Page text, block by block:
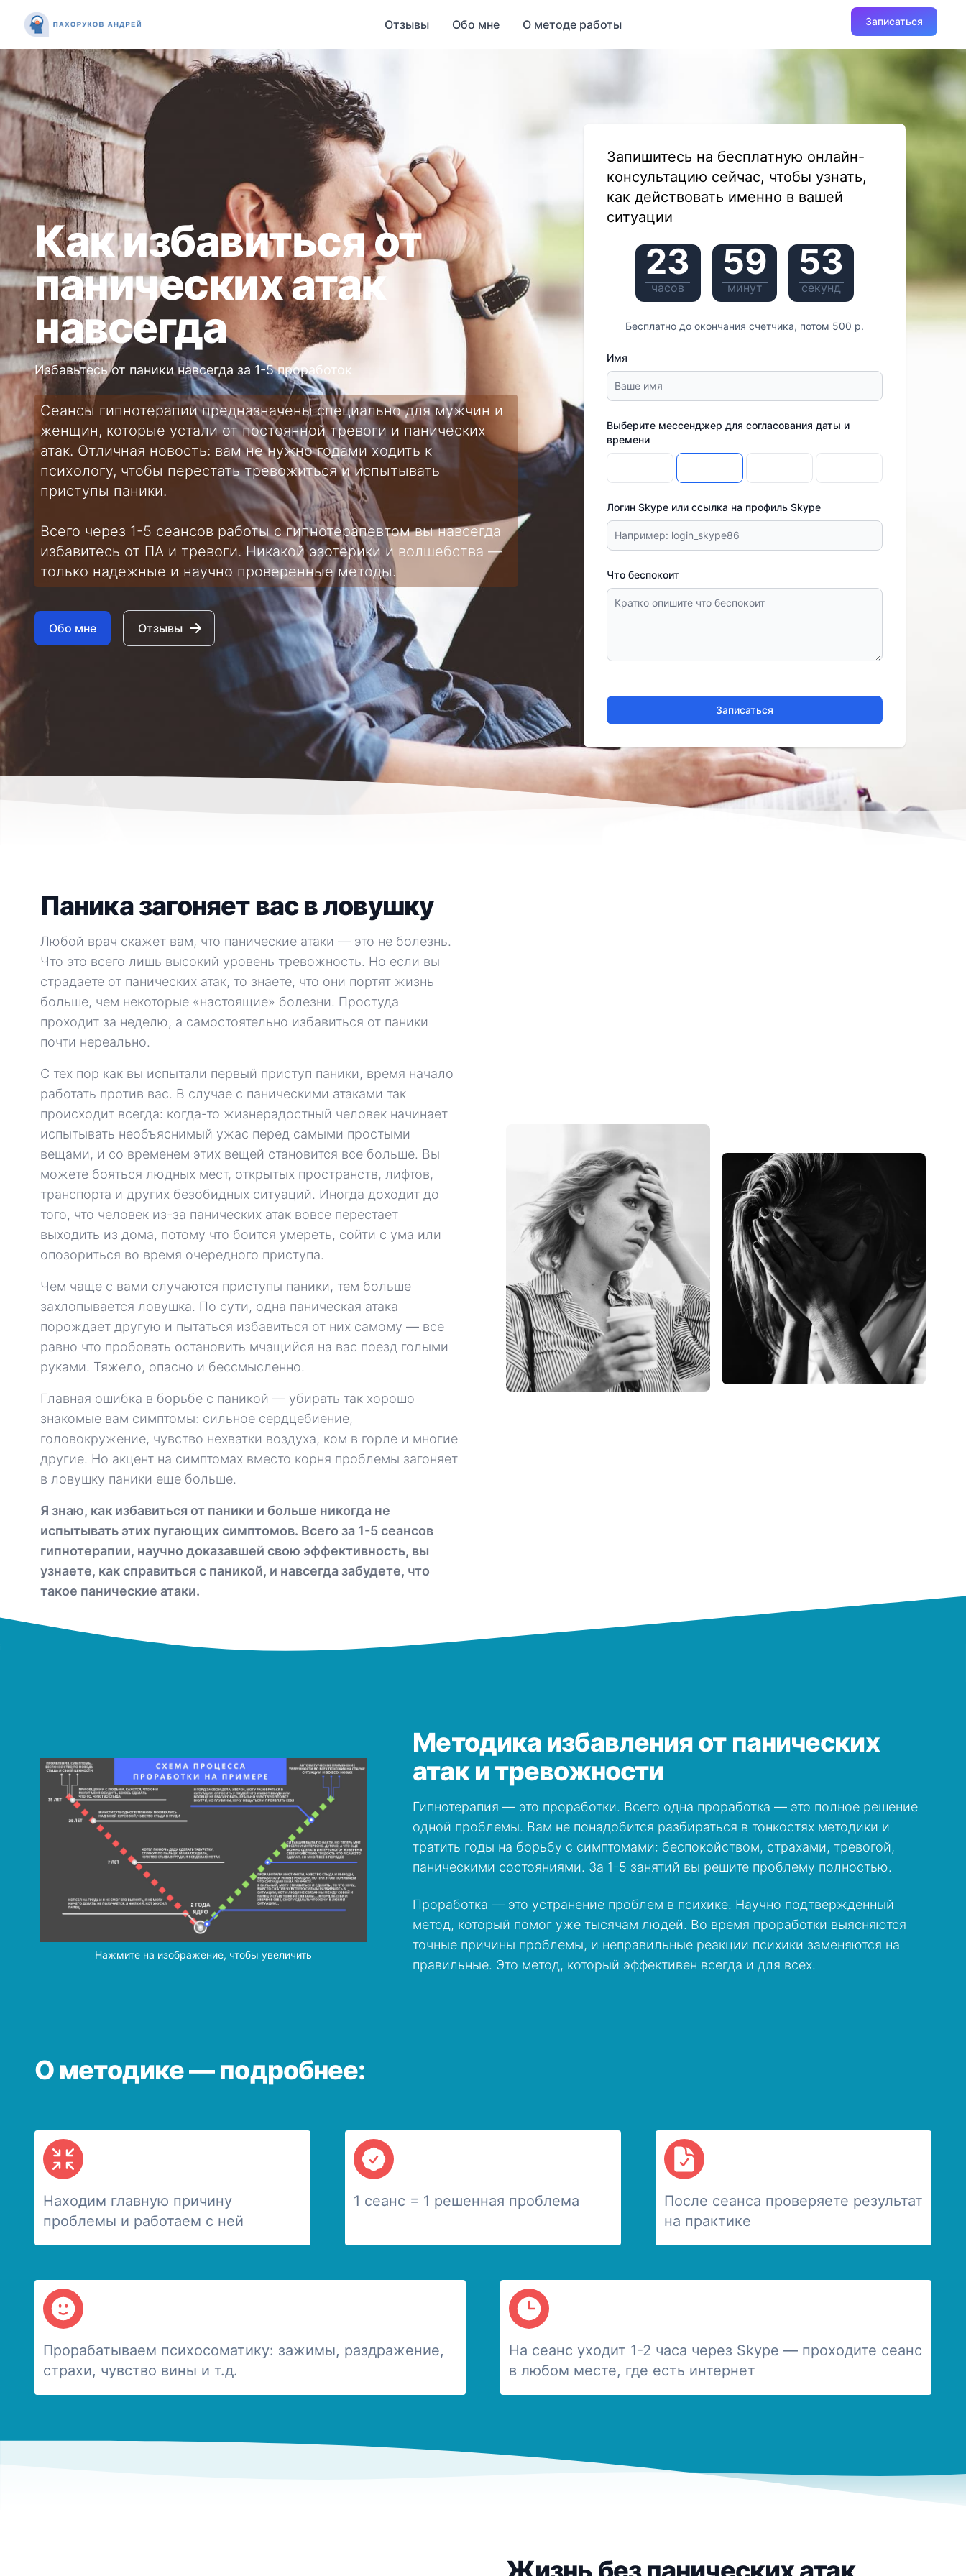
Записаться
Отзывы Обо мне О методе работы
Как избавиться от
панических атак
навсегда
Избавьтесь от паники навсегда за 1-5 проработок
Сеансы гипнотерапии предназначены специально для мужчин и
женщин, которые устали от постоянной тревоги и панических
атак. Отличная новость: вам не нужно годами ходить к
психологу, чтобы перестать тревожиться и испытывать
приступы паники.
Всего через 1-5 сеансов работы с гипнотерапевтом вы навсегда
избавитесь от ПА и тревоги. Никакой эзотерики и волшебства —
только надежные и научно проверенные методы.
Обо мне Отзывы
Запишитесь на бесплатную онлайн-
консультацию сейчас, чтобы узнать,
как действовать именно в вашей
ситуации
23
часов
59
минут
52
секунд
Бесплатно до окончания счетчика, потом 500 р.
Имя
Выберите мессенджер для согласования даты и
времени
Логин Skype или ссылка на профиль Skype
Что беспокоит
Записаться
Паника загоняет вас в ловушку
Любой врач скажет вам, что панические атаки — это не болезнь.
Что это всего лишь высокий уровень тревожность. Но если вы
страдаете от панических атак, то знаете, что они портят жизнь
больше, чем некоторые «настоящие» болезни. Простуда
проходит за неделю, а самостоятельно избавиться от паники
почти нереально.
С тех пор как вы испытали первый приступ паники, время начало
работать против вас. В случае с паническими атаками так
происходит всегда: когда-то жизнерадостный человек начинает
испытывать необъяснимый ужас перед самыми простыми
вещами, и со временем этих вещей становится все больше. Вы
можете бояться людных мест, открытых пространств, лифтов,
транспорта и других безобидных ситуаций. Иногда доходит до
того, что человек из-за панических атак вовсе перестает
выходить из дома, потому что боится умереть, сойти с ума или
опозориться во время очередного приступа.
Чем чаще с вами случаются приступы паники, тем больше
захлопывается ловушка. По сути, одна паническая атака
порождает другую и пытаться избавиться от них самому — все
равно что пробовать остановить мчащийся на вас поезд голыми
руками. Тяжело, опасно и бессмысленно.
Главная ошибка в борьбе с паникой — убирать так хорошо
знакомые вам симптомы: сильное сердцебиение,
головокружение, чувство нехватки воздуха, ком в горле и многие
другие. Но акцент на симптомах вместо корня проблемы загоняет
в ловушку паники еще больше.
Я знаю, как избавиться от паники и больше никогда не
испытывать этих пугающих симптомов. Всего за 1-5 сеансов
гипнотерапии, научно доказавшей свою эффективность, вы
узнаете, как справиться с паникой, и навсегда забудете, что
такое панические атаки.
Нажмите на изображение, чтобы увеличить
Методика избавления от панических
атак и тревожности
Гипнотерапия — это проработки. Всего одна проработка — это полное решение
одной проблемы. Вам не понадобится разбираться в тонкостях методики и
тратить годы на борьбу с симптомами: беспокойством, страхами, тревогой,
паническими состояниями. За 1-5 занятий вы решите проблему полностью.
Проработка — это устранение проблем в психике. Научно подтвержденный
метод, который помог уже тысячам людей. Во время проработки выясняются
точные причины проблемы, и неправильные реакции психики заменяются на
правильные. Это метод, который эффективен всегда и для всех.
О методике — подробнее:
Находим главную причину
проблемы и работаем с ней
1 сеанс = 1 решенная проблема
После сеанса проверяете результат
на практике
Прорабатываем психосоматику: зажимы, раздражение,
страхи, чувство вины и т.д.
На сеанс уходит 1-2 часа через Skype — проходите сеанс
в любом месте, где есть интернет